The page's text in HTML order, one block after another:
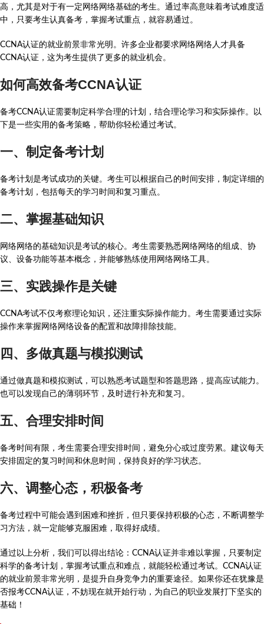
高，尤其是对于有一定网络网络基础的考生。通过率高意味着考试难度适
中，只要考生认真备考，掌握考试重点，就容易通过。
CCNA认证的就业前景非常光明。许多企业都要求网络网络人才具备
CCNA认证，这为考生提供了更多的就业机会。
如何高效备考CCNA认证
备考CCNA认证需要制定科学合理的计划，结合理论学习和实际操作。以
下是一些实用的备考策略，帮助你轻松通过考试。
一、制定备考计划
备考计划是考试成功的关键。考生可以根据自己的时间安排，制定详细的
备考计划，包括每天的学习时间和复习重点。
二、掌握基础知识
网络网络的基础知识是考试的核心。考生需要熟悉网络网络的组成、协
议、设备功能等基本概念，并能够熟练使用网络网络工具。
三、实践操作是关键
CCNA考试不仅考察理论知识，还注重实际操作能力。考生需要通过实际
操作来掌握网络网络设备的配置和故障排除技能。
四、多做真题与模拟测试
通过做真题和模拟测试，可以熟悉考试题型和答题思路，提高应试能力。
也可以发现自己的薄弱环节，及时进行补充和复习。
五、合理安排时间
备考时间有限，考生需要合理安排时间，避免分心或过度劳累。建议每天
安排固定的复习时间和休息时间，保持良好的学习状态。
六、调整心态，积极备考
备考过程中可能会遇到困难和挫折，但只要保持积极的心态，不断调整学
习方法，就一定能够克服困难，取得好成绩。
通过以上分析，我们可以得出结论：CCNA认证并非难以掌握，只要制定
科学的备考计划，掌握考试重点和难点，就能轻松通过考试。CCNA认证
的就业前景非常光明，是提升自身竞争力的重要途径。如果你还在犹豫是
否报考CCNA认证，不妨现在就开始行动，为自己的职业发展打下坚实的
基础！